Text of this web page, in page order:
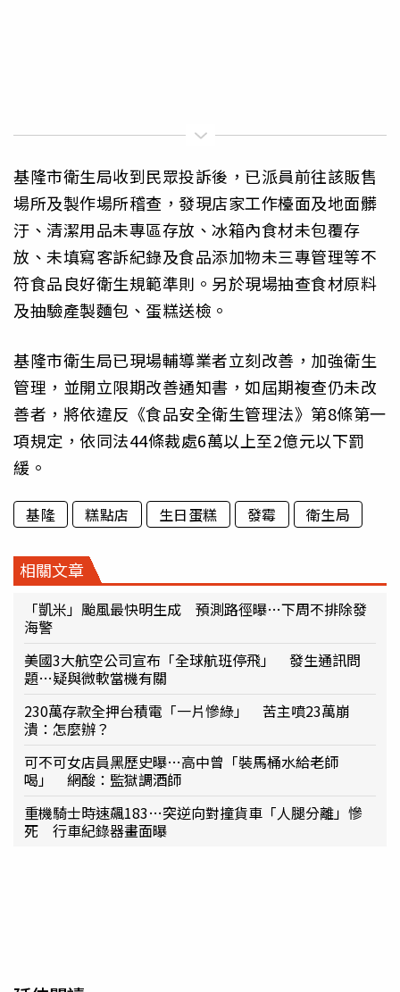
基隆市衛生局收到民眾投訴後，已派員前往該販售
場所及製作場所稽查，發現店家工作檯面及地面髒
汙、清潔用品未專區存放、冰箱內食材未包覆存
放、未填寫客訴紀錄及食品添加物未三專管理等不
符食品良好衛生規範準則。另於現場抽查食材原料
及抽驗產製麵包、蛋糕送檢。
基隆市衛生局已現場輔導業者立刻改善，加強衛生
管理，並開立限期改善通知書，如屆期複查仍未改
善者，將依違反《食品安全衛生管理法》第8條第一
項規定，依同法44條裁處6萬以上至2億元以下罰
緩。
基隆 糕點店 生日蛋糕 發霉 衛生局
相關文章
「凱米」颱風最快明生成 預測路徑曝…下周不排除發
海警
美國3大航空公司宣布「全球航班停飛」 發生通訊問
題…疑與微軟當機有關
230萬存款全押台積電「一片慘綠」 苦主噴23萬崩
潰：怎麼辦？
可不可女店員黑歷史曝…高中曾「裝馬桶水給老師
喝」 網酸：監獄調酒師
重機騎士時速飆183…突逆向對撞貨車「人腿分離」慘
死 行車紀錄器畫面曝